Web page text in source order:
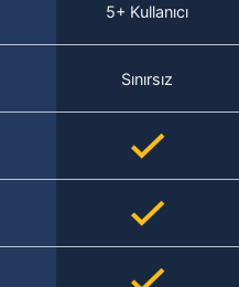
5+ Kullanıcı
Sınırsız